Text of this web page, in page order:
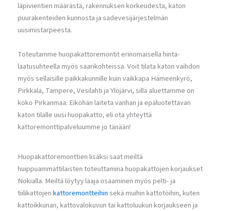
läpivientien määrästä, rakennuksen korkeudesta, katon
puurakenteiden kunnosta ja sadevesijärjestelmän
uusimistarpeesta.
Toteutamme huopakattoremontit erinomaisella hinta-
laatusuhteella myös saarikohteissa. Voit tilata katon vaihdon
myös sellaisille paikkakunnille kuin vaikkapa Hämeenkyrö,
Pirkkala, Tampere, Vesilahti ja Ylöjärvi, sillä aluettamme on
koko Pirkanmaa. Eiköhän laiteta vanhan ja epäluotettavan
katon tilalle uusi huopakatto, eli ota yhteyttä
kattoremonttipalveluumme jo tänään!
Huopakattoremonttien lisäksi saat meiltä
huippuammattilaisten toteuttamina huopakattojen korjaukset
Nokialla. Meiltä löytyy laaja osaaminen myös pelti- ja
tiilikattojenkattoremontteihinsekä muihin kattotöihin, kuten
kattoikkunan, kattovalokuvun tai kattoluukun korjaukseen ja